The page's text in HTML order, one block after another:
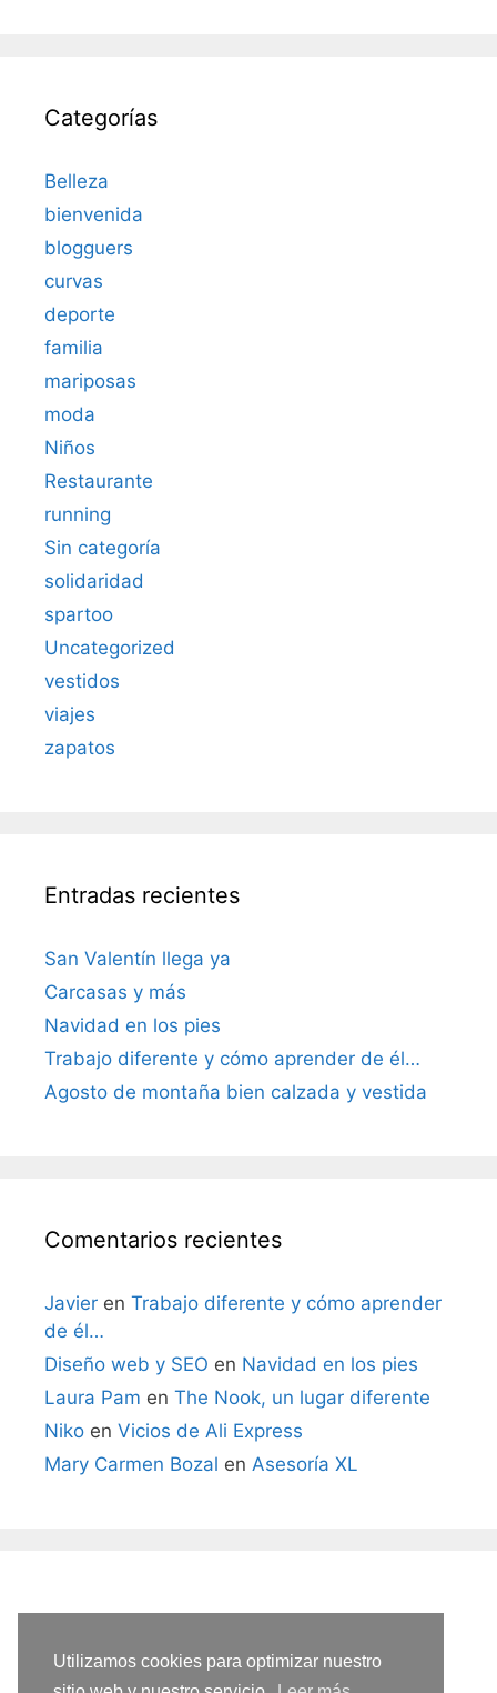
Utilizamos cookies para optimizar nuestro
Categorías
Belleza
bienvenida
blogguers
curvas
deporte
familia
mariposas
moda
Niños
Restaurante
running
Sin categoría
solidaridad
spartoo
Uncategorized
vestidos
viajes
zapatos
Entradas recientes
San Valentín llega ya
Carcasas y más
Navidad en los pies
Trabajo diferente y cómo aprender de él…
Agosto de montaña bien calzada y vestida
Comentarios recientes
Javier en Trabajo diferente y cómo aprender
de él…
Diseño web y SEO en Navidad en los pies
Laura Pam en The Nook, un lugar diferente
Niko en Vicios de Ali Express
Mary Carmen Bozal en Asesoría XL